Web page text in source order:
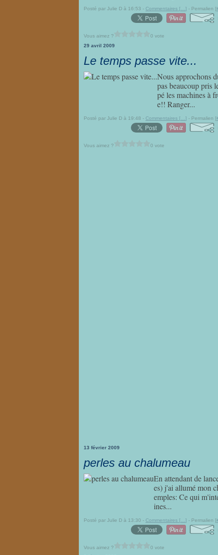
Posté par Julie D à 16:53 - Commentaires [ ] - Permalien [
Vous aimez ?
0 vote
29 avril 2009
Le temps passe vite...
Nous approchons
pas beaucoup pris
pé les machines à
e!! Ranger...
Posté par Julie D à 19:48 - Commentaires [ ] - Permalien [
Vous aimez ? 0 vote
13 février 2009
perles au chalumeau
En attendant de
es) j'ai allumé mon
emples: Ce qui
ines...
Posté par Julie D à 13:30 - Commentaires [ ] - Permalien [
Vous aimez ?
0 vote